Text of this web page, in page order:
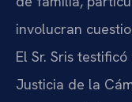
involucran
El Sr. Sris
Justicia de la